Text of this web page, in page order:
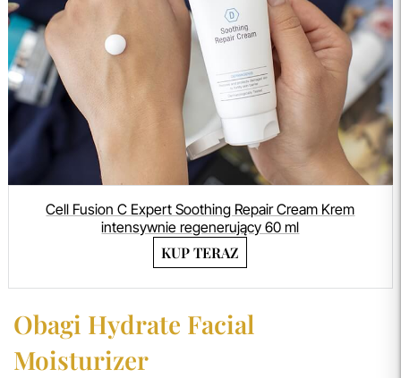
Cell Fusion C Expert Soothing Repair Cream Krem
intensywnie regenerujący 60 ml
KUP TERAZ
Obagi Hydrate Facial
Moisturizer